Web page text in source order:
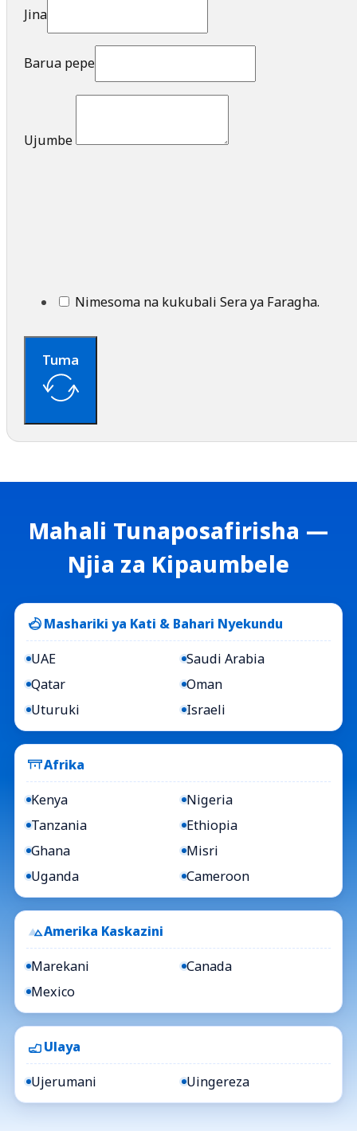
Jina
Barua pepe
Ujumbe
Nimesoma na kukubali Sera ya Faragha.
Tuma
Mahali Tunaposafirisha —
Njia za Kipaumbele
Mashariki ya Kati & Bahari Nyekundu
UAE
Saudi Arabia
Qatar
Oman
Uturuki
Israeli
Afrika
Kenya
Nigeria
Tanzania
Ethiopia
Ghana
Misri
Uganda
Cameroon
Amerika Kaskazini
Marekani
Canada
Mexico
Ulaya
Ujerumani Uingereza